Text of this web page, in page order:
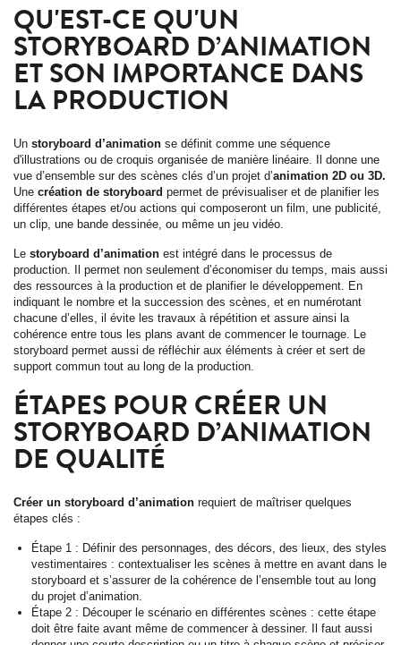
QU'EST-CE QU'UN
STORYBOARD D’ANIMATION
ET SON IMPORTANCE DANS
LA PRODUCTION
Un storyboard d’animation se définit comme une séquence
d'illustrations ou de croquis organisée de manière linéaire. Il donne une
vue d’ensemble sur des scènes clés d’un projet d’animation 2D ou 3D.
Une création de storyboard permet de prévisualiser et de planifier les
différentes étapes et/ou actions qui composeront un film, une publicité,
un clip, une bande dessinée, ou même un jeu vidéo.
Le storyboard d’animation est intégré dans le processus de
production. Il permet non seulement d’économiser du temps, mais aussi
des ressources à la production et de planifier le développement. En
indiquant le nombre et la succession des scènes, et en numérotant
chacune d’elles, il évite les travaux à répétition et assure ainsi la
cohérence entre tous les plans avant de commencer le tournage. Le
storyboard permet aussi de réfléchir aux éléments à créer et sert de
support commun tout au long de la production.
ÉTAPES POUR CRÉER UN
STORYBOARD D’ANIMATION
DE QUALITÉ
Créer un storyboard d’animation requiert de maîtriser quelques
étapes clés :
Étape 1 : Définir des personnages, des décors, des lieux, des styles
vestimentaires : contextualiser les scènes à mettre en avant dans le
storyboard et s’assurer de la cohérence de l’ensemble tout au long
du projet d’animation.
Étape 2 : Découper le scénario en différentes scènes : cette étape
doit être faite avant même de commencer à dessiner. Il faut aussi